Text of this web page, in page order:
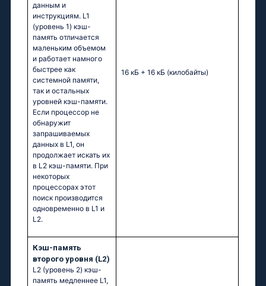
данным и
инструкциям. L1
(уровень 1) кэш-
память отличается
маленьким объемом
и работает намного
быстрее как
системной памяти,
так и остальных
уровней кэш-памяти.
Если процессор не
обнаружит
запрашиваемых
данных в L1, он
продолжает искать их
в L2 кэш-памяти. При
некоторых
процессорах этот
поиск производится
одновременно в L1 и
L2.
16 кБ + 16 кБ (килобайты)
Кэш-память
второго уровня (L2)
L2 (уровень 2) кэш-
память медленнее L1,